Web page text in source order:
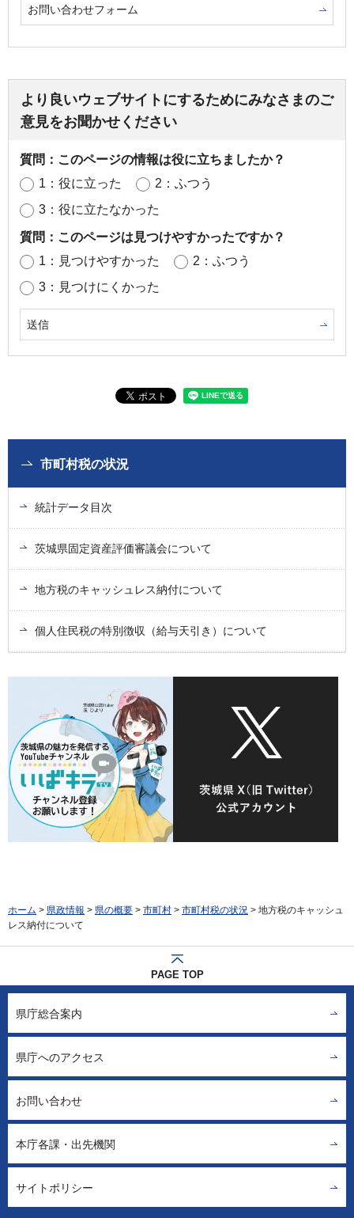
お問い合わせフォーム
より良いウェブサイトにするためにみなさまのご
意見をお聞かせください
質問：このページの情報は役に立ちましたか？
1：役に立った
2：ふつう
3：役に立たなかった
質問：このページは見つけやすかったですか？
1：見つけやすかった
2：ふつう
3：見つけにくかった
市町村税の状況
統計データ目次
茨城県固定資産評価審議会について
地方税のキャッシュレス納付について
個人住民税の特別徴収（給与天引き）について
ホーム > 県政情報 > 県の概要 > 市町村 > 市町村税の状況 > 地方税のキャッシュ
レス納付について
PAGE TOP
県庁総合案内
県庁へのアクセス
お問い合わせ
本庁各課・出先機関
サイトポリシー